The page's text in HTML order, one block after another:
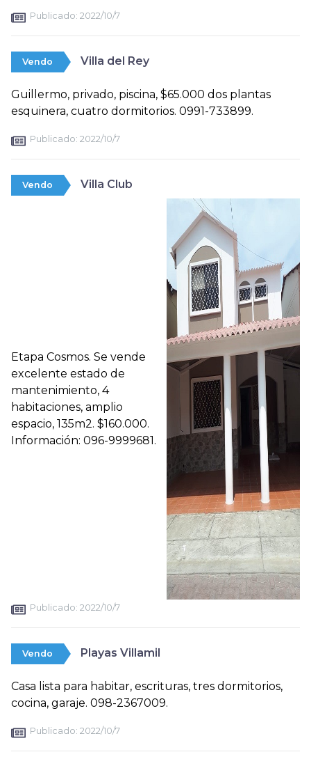
Publicado: 2022/10/7
Vendo Villa del Rey
Guillermo, privado, piscina, $65.000 dos plantas
esquinera, cuatro dormitorios. 0991-733899.
Publicado: 2022/10/7
Vendo Villa Club
Etapa Cosmos. Se vende
excelente estado de
mantenimiento, 4
habitaciones, amplio
espacio, 135m2. $160.000.
Información: 096-9999681.
Publicado: 2022/10/7
Vendo Playas Villamil
Casa lista para habitar, escrituras, tres dormitorios,
cocina, garaje. 098-2367009.
Publicado: 2022/10/7